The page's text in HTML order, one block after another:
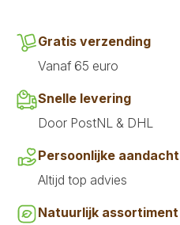
Gratis verzending
Vanaf 65 euro
Snelle levering
Door PostNL & DHL
Persoonlijke aandacht
Altijd top advies
Natuurlijk assortiment